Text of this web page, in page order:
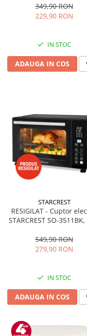
349,90 RON
229,90 RON
IN STOC
ADAUGA IN COS
STARCREST
RESIGILAT - Cuptor
STARCREST SO-
Programe predefinite,
Interfata digitala,
549,90 RON
279,90 RON
IN STOC
ADAUGA IN COS